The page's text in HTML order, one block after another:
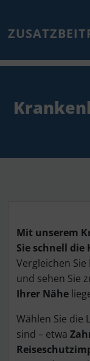
Mit unserem
Sie schnell die
Vergleichen Sie
und sehen Sie
Ihrer Nähe
Wählen Sie die
sind – etwa